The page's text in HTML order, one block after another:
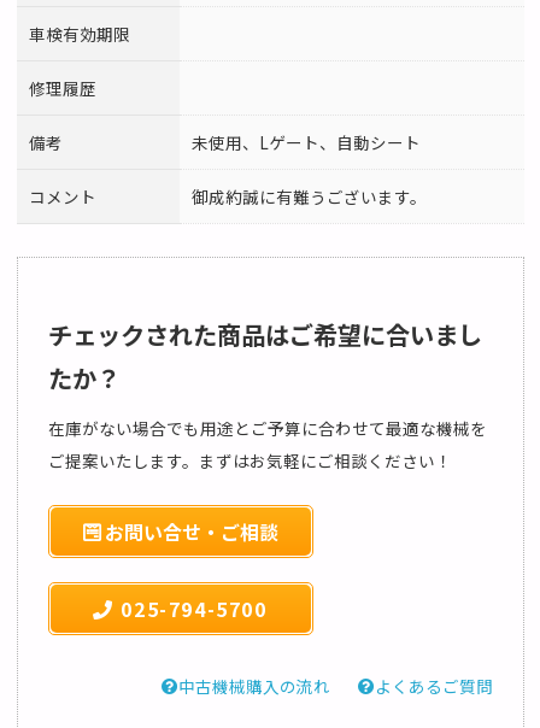
車検有効期限
修理履歴
備考 未使用、Lゲート、自動シート
コメント 御成約誠に有難うございます。
チェックされた商品はご希望に合いまし
たか？
在庫がない場合でも用途とご予算に合わせて最適な機械を
ご提案いたします。まずはお気軽にご相談ください！
お問い合せ・ご相談
025-794-5700
中古機械購入の流れ よくあるご質問